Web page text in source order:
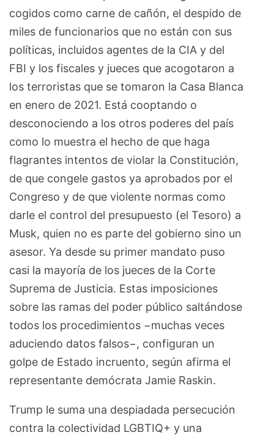
cogidos como carne de cañón, el despido de
miles de funcionarios que no están con sus
políticas, incluidos agentes de la CIA y del
FBI y los fiscales y jueces que acogotaron a
los terroristas que se tomaron la Casa Blanca
en enero de 2021. Está cooptando o
desconociendo a los otros poderes del país
como lo muestra el hecho de que haga
flagrantes intentos de violar la Constitución,
de que congele gastos ya aprobados por el
Congreso y de que violente normas como
darle el control del presupuesto (el Tesoro) a
Musk, quien no es parte del gobierno sino un
asesor. Ya desde su primer mandato puso
casi la mayoría de los jueces de la Corte
Suprema de Justicia. Estas imposiciones
sobre las ramas del poder público saltándose
todos los procedimientos −muchas veces
aduciendo datos falsos−, configuran un
golpe de Estado incruento, según afirma el
representante demócrata Jamie Raskin.
Trump le suma una despiadada persecución
contra la colectividad LGBTIQ+ y una